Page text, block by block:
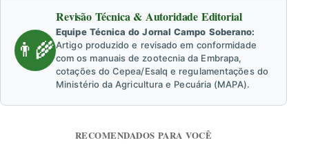
👨‍🌾
Revisão Técnica & Autoridade Editorial
Equipe Técnica do Jornal Campo Soberano:
Artigo produzido e revisado em conformidade
com os manuais de zootecnia da Embrapa,
cotações do Cepea/Esalq e regulamentações do
Ministério da Agricultura e Pecuária (MAPA).
RECOMENDADOS PARA VOCÊ